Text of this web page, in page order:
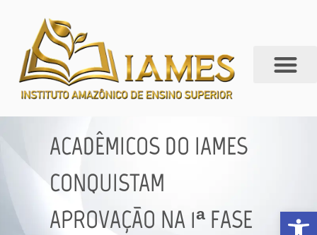
Abrir
ACADÊMICOS DO IAMES
CONQUISTAM
APROVAÇÃO NA 1ª FASE